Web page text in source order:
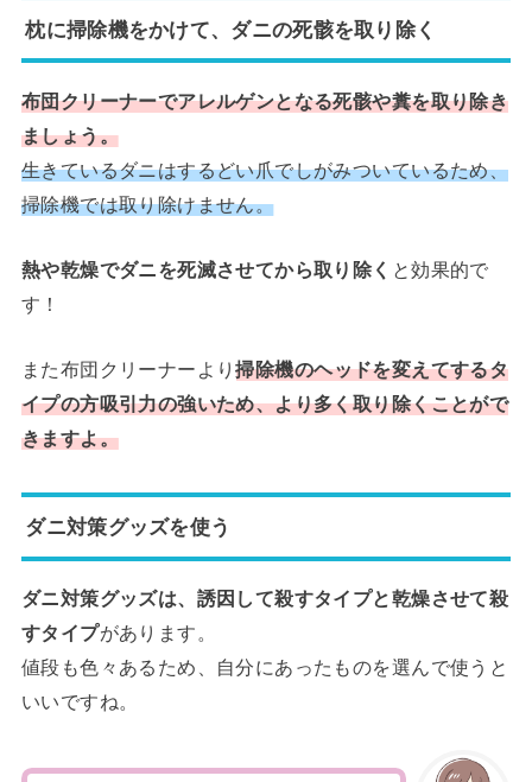
枕に掃除機をかけて、ダニの死骸を取り除く
布団クリーナーでアレルゲンとなる死骸や糞を取り除き
ましょう。
生きているダニはするどい爪でしがみついているため、
掃除機では取り除けません。
熱や乾燥でダニを死滅させてから取り除く と効果的で
す！
また布団クリーナーより掃除機のヘッドを変えてするタ
イプの方吸引力の強いため、より多く取り除くことがで
きますよ。
ダニ対策グッズを使う
ダニ対策グッズは、誘因して殺すタイプと乾燥させて殺
すタイプがあります。
値段も色々あるため、自分にあったものを選んで使うと
いいですね。